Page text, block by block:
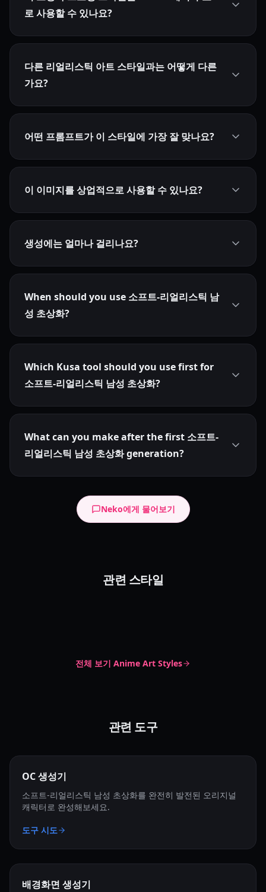
로 사용할 수 있나요?
다른 리얼리스틱 아트 스타일과는 어떻게 다른
가요?
어떤 프롬프트가 이 스타일에 가장 잘 맞나요?
이 이미지를 상업적으로 사용할 수 있나요?
생성에는 얼마나 걸리나요?
When should you use 소프트-리얼리스틱 남
성 초상화?
Which Kusa tool should you use first for
소프트-리얼리스틱 남성 초상화?
What can you make after the first 소프트-
리얼리스틱 남성 초상화 generation?
Neko에게 물어보기
관련 스타일
전체 보기 Anime Art Styles
관련 도구
OC 생성기
소프트-리얼리스틱 남성 초상화를 완전히 발전된 오리지널
캐릭터로 완성해보세요.
도구 시도
배경화면 생성기